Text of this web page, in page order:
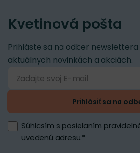
Kvetinová pošta
Prihláste sa na odber
aktuálnych novinkách a akciách.
Prihlásiť sa na
Súhlasím s posielaním
uvedenú adresu.*